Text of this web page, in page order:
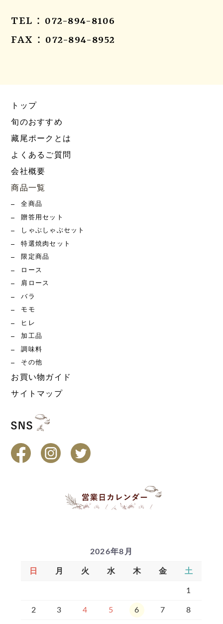
TEL：072-894-8106
FAX：072-894-8952
トップ
旬のおすすめ
藏尾ポークとは
よくあるご質問
会社概要
商品一覧
全商品
贈答用セット
しゃぶしゃぶセット
特選焼肉セット
限定商品
ロース
肩ロース
バラ
モモ
ヒレ
加工品
調味料
その他
お買い物ガイド
サイトマップ
2026年8月
日 月 火 水 木 金 土
1
2 3 4 5 6 7 8